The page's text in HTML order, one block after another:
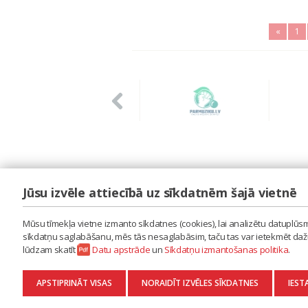
« 1
LAIPA
ES RADU MŪZIKU
AKTUALITĀTES
KONTAKTI
SĪKDATŅU IZMANTOŠANAS POLITIKA
DATU APSTRĀDE
Jūsu izvēle attiecībā uz sīkdatnēm šajā vietnē
Mūsu tīmekļa vietne izmanto sīkdatnes (cookies), lai analizētu
sīkdatņu saglabāšanu, mēs tās nesaglabāsim, taču tas var ietekmēt
lūdzam skatīt
Datu apstrādeun Sīkdatņu izmantošanas politika.
APSTIPRINĀT VISAS NORAIDĪT IZVĒLES SĪKDATNES